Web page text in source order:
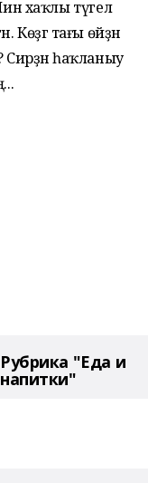
хаҡлы түгел
Көҙгә тағы өйҙән
һаҡланыу
Рубрика "Еда и
напитки"